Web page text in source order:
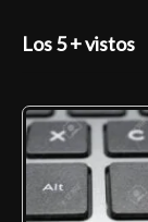
Los 5 + vistos